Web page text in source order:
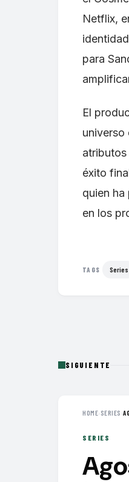
Netflix,
para
El
universo
éxito
quien
en los
TAGS Series
SIGUIENTE
HOME› SERIES ›
SERIES